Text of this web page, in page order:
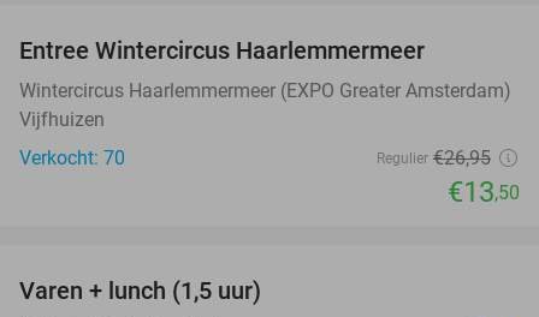
Entree Wintercircus Haarlemmermeer
Wintercircus Haarlemmermeer (EXPO Greater Amsterdam)
Vijfhuizen
Verkocht: 70
Regulier €26,95
€13,50
Varen + lunch (1,5 uur)